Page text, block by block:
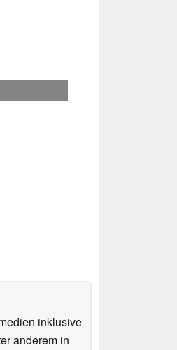
inklusive
anderem in